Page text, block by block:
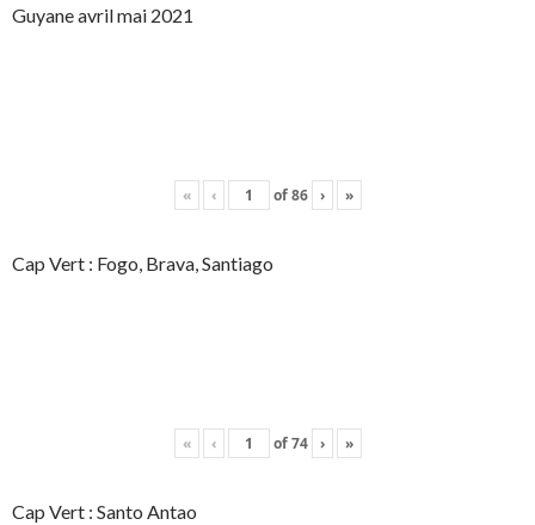
Guyane avril mai 2021
« ‹ of86 › »
Cap Vert : Fogo, Brava, Santiago
« ‹ of74 › »
Cap Vert : Santo Antao